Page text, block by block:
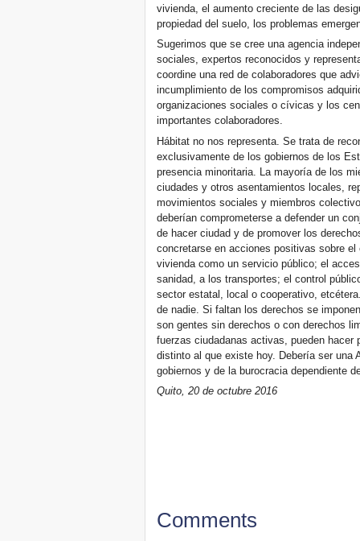
vivienda, el aumento creciente de las
propiedad del suelo, los problemas
Sugerimos que se cree una agencia
sociales, expertos reconocidos y
coordine una red de colaboradores que
incumplimiento de los compromisos
organizaciones sociales o cívicas y los
importantes colaboradores.
Hábitat no nos representa. Se trata de
exclusivamente de los gobiernos de los
presencia minoritaria. La mayoría de los
ciudades y otros asentamientos locales,
movimientos sociales y miembros
deberían comprometerse a defender un
de hacer ciudad y de promover los
concretarse en acciones positivas sobre
vivienda como un servicio público; el
sanidad, a los transportes; el control
sector estatal, local o cooperativo,
de nadie. Si faltan los derechos se
son gentes sin derechos o con derechos
fuerzas ciudadanas activas, pueden
distinto al que existe hoy. Debería ser una
gobiernos y de la burocracia dependiente
Quito, 20 de octubre 2016
Comments